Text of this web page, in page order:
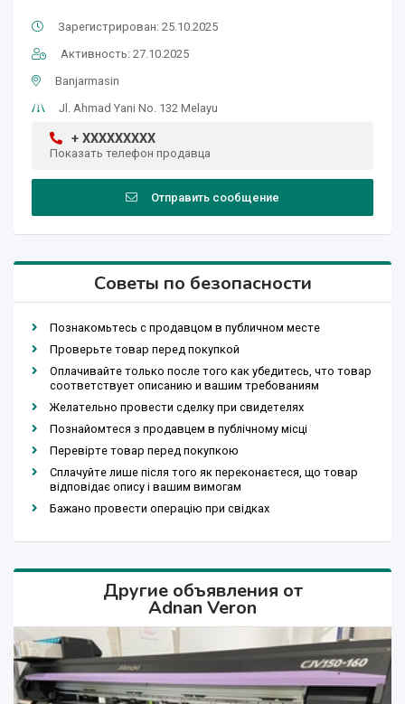
Зарегистрирован: 25.10.2025
Активность: 27.10.2025
Banjarmasin
Jl. Ahmad Yani No. 132 Melayu
+ XXXXXXXXX
Показать телефон продавца
Отправить сообщение
Советы по безопасности
Познакомьтесь с продавцом в публичном месте
Проверьте товар перед покупкой
Оплачивайте только после того как убедитесь, что товар
соответствует описанию и вашим требованиям
Желательно провести сделку при свидетелях
Познайомтеся з продавцем в публічному місці
Перевірте товар перед покупкою
Сплачуйте лише після того як переконаєтеся, що товар
відповідає опису і вашим вимогам
Бажано провести операцію при свідках
Другие объявления от
Adnan Veron